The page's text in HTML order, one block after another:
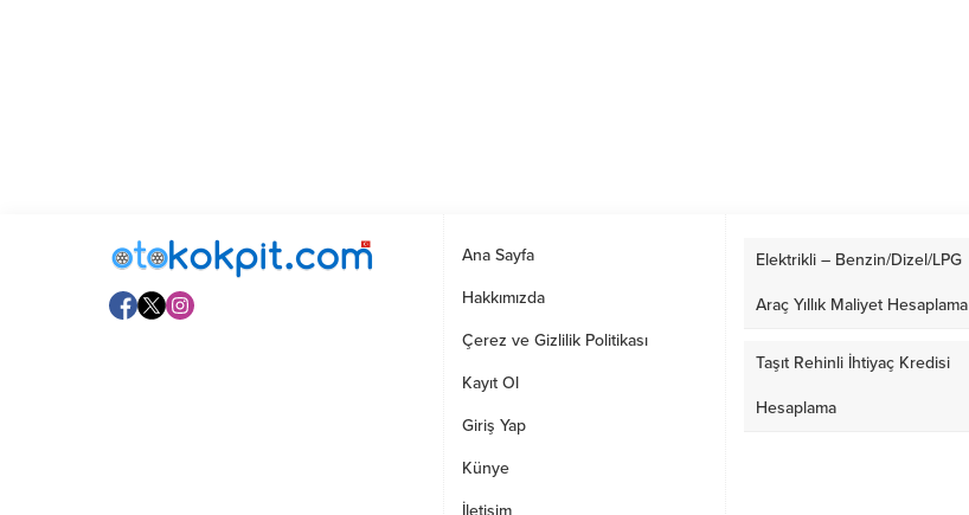
Ana Sayfa
Hakkımızda
Çerez ve Gizlilik Politikası
Kayıt Ol
Giriş Yap
Künye
İletişim
Elektrikli – Benzin/Dizel/LPG
Araç Yıllık Maliyet Hesaplama
Taşıt Rehinli İhtiyaç Kredisi
Hesaplama